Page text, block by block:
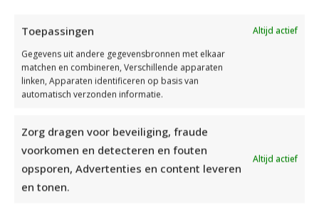
Toepassingen
Altijd actief
Gegevens uit andere gegevensbronnen met elkaar
matchen en combineren, Verschillende apparaten
linken, Apparaten identificeren op basis van
automatisch verzonden informatie.
Zorg dragen voor beveiliging, fraude
voorkomen en detecteren en fouten
opsporen, Advertenties en content leveren
en tonen.
Altijd actief